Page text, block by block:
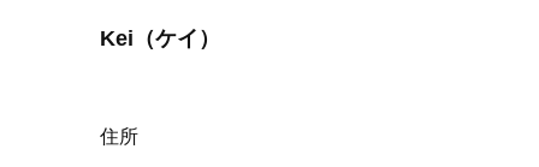
Kei（ケイ）
住所